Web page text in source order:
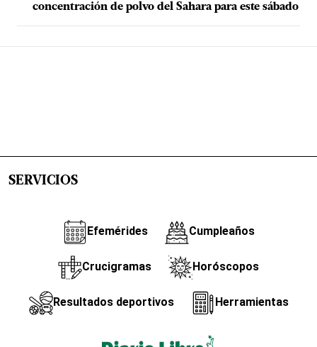
concentración de polvo del Sahara para este sábado
SERVICIOS
Efemérides Cumpleaños
Crucigramas Horóscopos
Resultados deportivos Herramientas